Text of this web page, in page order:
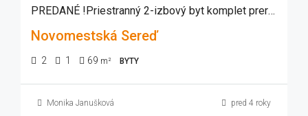
PREDANÉ !Priestranný 2-izbový byt komplet prerobený-komplet zariadený SEREĎ 6/6 posch.
Novomestská Sereď
2 1 69 m² BYTY
Monika Janušková pred 4 roky